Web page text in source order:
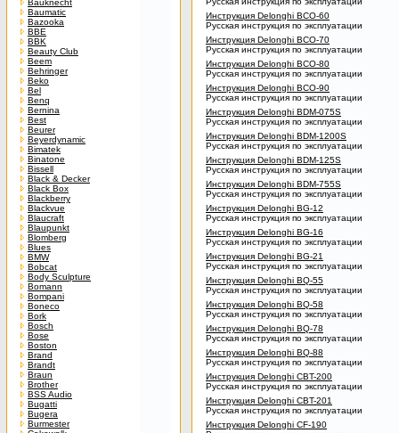
Bauknecht
Baumatic
Bazooka
BBE
BBK
Beauty Club
Beem
Behringer
Beko
Bel
Benq
Bernina
Best
Beurer
Beyerdynamic
Bimatek
Binatone
Bissell
Black & Decker
Black Box
Blackberry
Blackvue
Blaucraft
Blaupunkt
Blomberg
Blues
BMW
Bobcat
Body Sculpture
Bomann
Bompani
Boneco
Bork
Bosch
Bose
Boston
Brand
Brandt
Braun
Brother
BSS Audio
Bugatti
Bugera
Burmester
Инструкция Delonghi BCO-60
Русская инструкция по эксплуатации
Инструкция Delonghi BCO-70
Русская инструкция по эксплуатации
Инструкция Delonghi BCO-80
Русская инструкция по эксплуатации
Инструкция Delonghi BCO-90
Русская инструкция по эксплуатации
Инструкция Delonghi BDM-075S
Русская инструкция по эксплуатации
Инструкция Delonghi BDM-1200S
Русская инструкция по эксплуатации
Инструкция Delonghi BDM-125S
Русская инструкция по эксплуатации
Инструкция Delonghi BDM-755S
Русская инструкция по эксплуатации
Инструкция Delonghi BG-12
Русская инструкция по эксплуатации
Инструкция Delonghi BG-16
Русская инструкция по эксплуатации
Инструкция Delonghi BG-21
Русская инструкция по эксплуатации
Инструкция Delonghi BQ-55
Русская инструкция по эксплуатации
Инструкция Delonghi BQ-58
Русская инструкция по эксплуатации
Инструкция Delonghi BQ-78
Русская инструкция по эксплуатации
Инструкция Delonghi BQ-88
Русская инструкция по эксплуатации
Инструкция Delonghi CBT-200
Русская инструкция по эксплуатации
Инструкция Delonghi CBT-201
Русская инструкция по эксплуатации
Инструкция Delonghi CF-190